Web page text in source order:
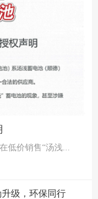
低价销售“汤浅...
级，环保同行